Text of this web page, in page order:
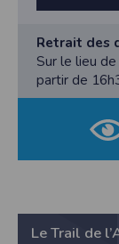
Retrait des
Sur le lieu
partir de
Le Trail de